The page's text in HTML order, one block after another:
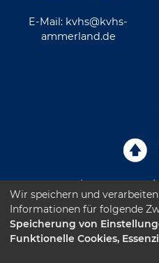
E-Mail: kvhs@kvhs-
ammerland.de
Impressum
Sitemap
Wir speichern und
Informationen für folgende
Speicherung von
Funktionelle Cookies,